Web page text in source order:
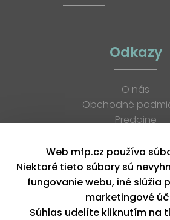
Odkazy
O nás
Obchodné
Predajne
K stiahnutiu
Blog
Kontakt
Kariéra
XML feed
Web mfp.cz používa
Niektoré tieto súbory sú
fungovanie webu, iné slúžia
marketingové
Súhlas udelíte kliknutím na